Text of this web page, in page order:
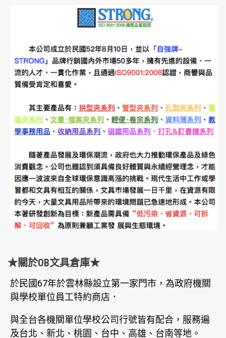
★關於OB文具倉庫★
於民國67年於雲林縣設立第一家門市，為政府機關
與學校單位員工特約商店．
與全台各機關單位學校公司行號皆有配合，服務遍
及台北、新北、桃園、台中、高雄、台南等地。